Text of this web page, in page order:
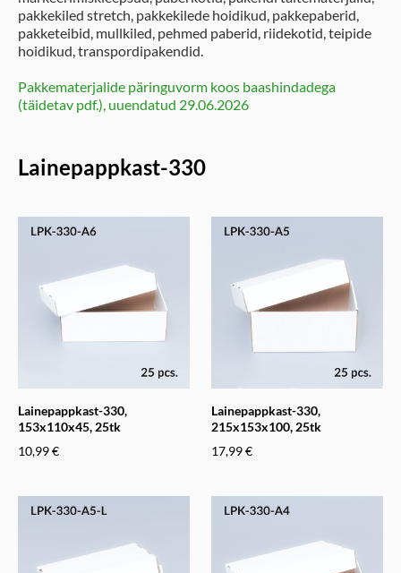
pakkekiled stretch, pakkekilede hoidikud, pakkepaberid,
pakketeibid, mullkiled, pehmed paberid, riidekotid, teipide
hoidikud, transpordipakendid.
Pakkematerjalide päringuvorm koos baashindadega
(täidetav pdf.), uuendatud 29.06.2026
Lainepappkast-330
Lainepappkast-330,
153x110x45, 25tk
10,99 €
Lainepappkast-330,
215x153x100, 25tk
17,99 €